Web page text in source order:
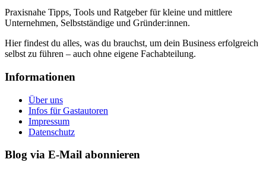
Praxisnahe Tipps, Tools und Ratgeber für kleine und mittlere
Unternehmen, Selbstständige und Gründer:innen.
Hier findest du alles, was du brauchst, um dein Business erfolgreich
selbst zu führen – auch ohne eigene Fachabteilung.
Informationen
Über uns
Infos für Gastautoren
Impressum
Datenschutz
Blog via E-Mail abonnieren